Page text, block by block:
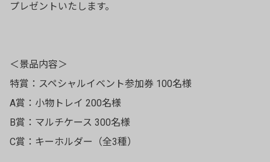
プレゼントいたします。
＜景品内容＞
特賞：スペシャルイベント参加券 100名様
A賞：小物トレイ 200名様
B賞：マルチケース 300名様
C賞：キーホルダー（全3種）